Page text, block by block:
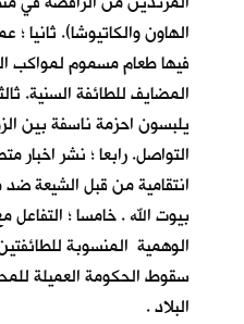
الهاون والكاتيوشا). ثانيا
فيها طعام مسموم لمواكب
المضايف للطائفة السنية.
يلبسون احزمة ناسفة بين
التواصل. رابعا ؛ نشر
انتقامية من قبل الشيعة
بيوت الله . خامسا ؛
الوهمية المنسوبة
سقوط الحكومة العميلة
البلاد .